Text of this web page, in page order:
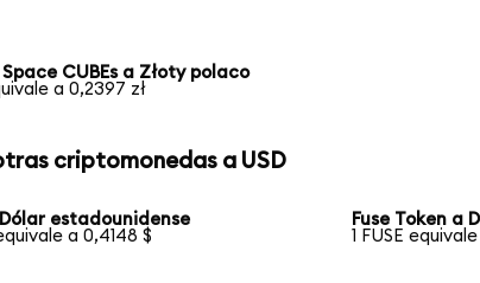
CUBEs a Złoty polaco
a 0,2397 zł
criptomonedas a USD
estadounidense
a 0,4148 $
Fuse Token a
1 FUSE